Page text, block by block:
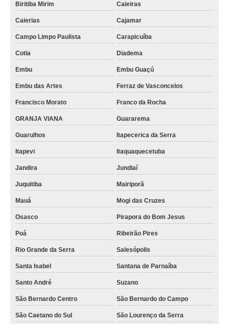
Biritiba Mirim Caieiras
Caierias Cajamar
Campo Limpo Paulista Carapicuíba
Cotia Diadema
Embu Embu Guaçú
Embu das Artes Ferraz de Vasconcelos
Francisco Morato Franco da Rocha
GRANJA VIANA Guararema
Guarulhos Itapecerica da Serra
Itapevi Itaquaquecetuba
Jandira Jundiaí
Juquitiba Mairiporã
Mauá Mogi das Cruzes
Osasco Pirapora do Bom Jesus
Poá Ribeirão Pires
Rio Grande da Serra Salesópolis
Santa Isabel Santana de Parnaíba
Santo André Suzano
São Bernardo Centro São Bernardo do Campo
São Caetano do Sul São Lourenço da Serra